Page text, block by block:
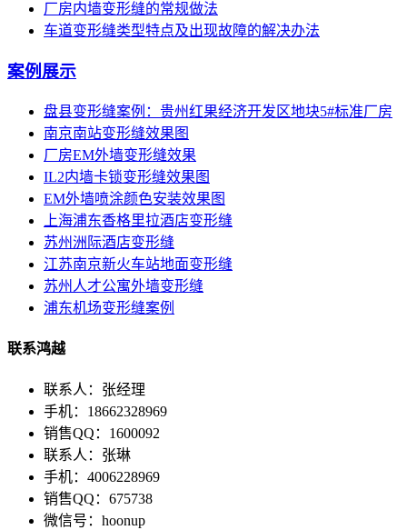
厂房内墙变形缝的常规做法
车道变形缝类型特点及出现故障的解决办法
案例展示
盘县变形缝案例：贵州红果经济开发区地块5#标准厂房
南京南站变形缝效果图
厂房EM外墙变形缝效果
IL2内墙卡锁变形缝效果图
EM外墙喷涂颜色安装效果图
上海浦东香格里拉酒店变形缝
苏州洲际酒店变形缝
江苏南京新火车站地面变形缝
苏州人才公寓外墙变形缝
浦东机场变形缝案例
联系鸿越
联系人：张经理
手机：18662328969
销售QQ：1600092
联系人：张琳
手机：4006228969
销售QQ：675738
微信号：hoonup